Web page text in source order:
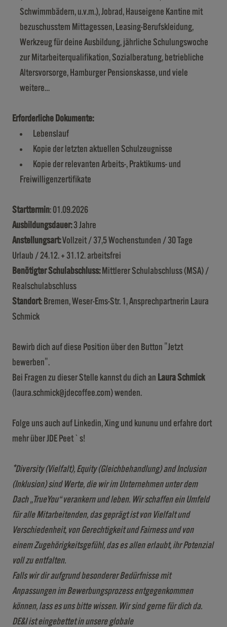
Schwimmbädern, u.v.m.), Jobrad, Hauseigene Kantine mit
bezuschusstem Mittagessen, Leasing-Berufskleidung,
Werkzeug für deine Ausbildung, jährliche Schulungswoche
zur Mitarbeiterqualifikation, Sozialberatung, betriebliche
Altersvorsorge, Hamburger Pensionskasse, und viele
weitere…
Erforderliche Dokumente:
Lebenslauf
Kopie der letzten aktuellen Schulzeugnisse
Kopie der relevanten Arbeits-, Praktikums- und
Freiwilligenzertifikate
Starttermin: 01.09.2026
Ausbildungsdauer:3 Jahre
Anstellungsart:Vollzeit / 37,5 Wochenstunden / 30 Tage
Urlaub / 24.12. + 31.12. arbeitsfrei
Benötigter Schulabschluss:Mittlerer Schulabschluss (MSA) /
Realschulabschluss
Standort: Bremen, Weser-Ems-Str. 1, Ansprechpartnerin Laura
Schmick
Bewirb dich auf diese Position über den Button "Jetzt
bewerben".
Bei Fragen zu dieser Stelle kannst du dich an Laura Schmick
(laura.schmick@jdecoffee.com) wenden.
Folge uns auch auf Linkedin,Xing und kununu und erfahre dort
mehr über JDE Peet`s!
*Diversity (Vielfalt), Equity (Gleichbehandlung) and Inclusion
(Inklusion) sind Werte, die wir im Unternehmen unter dem
Dach „TrueYou“ verankern und leben. Wir schaffen ein Umfeld
für alle Mitarbeitenden, das geprägt ist von Vielfalt und
Verschiedenheit, von Gerechtigkeit und Fairness und von
einem Zugehörigkeitsgefühl, das es allen erlaubt, ihr Potenzial
voll zu entfalten.
Falls wir dir aufgrund besonderer Bedürfnisse mit
Anpassungen im Bewerbungsprozess entgegenkommen
können, lass es uns bitte wissen. Wir sind gerne für dich da.
DE&I ist eingebettet in unsere globale